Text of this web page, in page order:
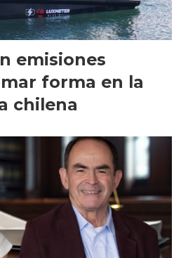
emisiones
forma en la
chilena